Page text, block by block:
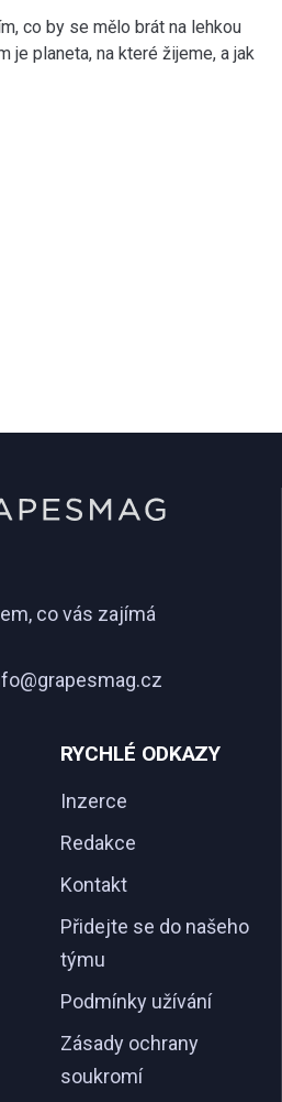
co by se mělo brát na lehkou
je planeta, na které žijeme, a jak
co vás zajímá
RYCHLÉ ODKAZY
Inzerce
Redakce
Kontakt
Přidejte se do našeho
týmu
Podmínky užívání
Zásady ochrany
soukromí